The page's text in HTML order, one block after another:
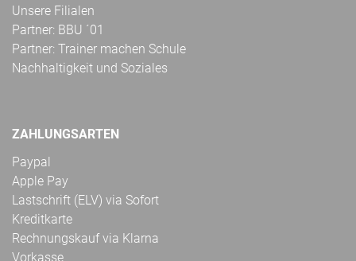
Unsere Filialen
Partner: BBU ´01
Partner: Trainer machen Schule
Nachhaltigkeit und Soziales
ZAHLUNGSARTEN
Paypal
Apple Pay
Lastschrift (ELV) via Sofort
Kreditkarte
Rechnungskauf via Klarna
Vorkasse